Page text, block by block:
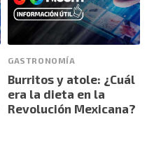
GASTRONOMÍA
Burritos y atole: ¿Cuál
era la dieta en la
Revolución Mexicana?